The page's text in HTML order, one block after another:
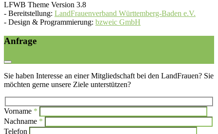
LFWB Theme Version 3.8
- Bereitstellung: LandFrauenverband Württemberg-Baden e.V.
- Design & Programmierung: bzweic GmbH
Anfrage
Sie haben Interesse an einer Mitgliedschaft bei den LandFrauen? Sie
möchten gerne unsere Ziele unterstützen?
Vorname *
Nachname *
Telefon